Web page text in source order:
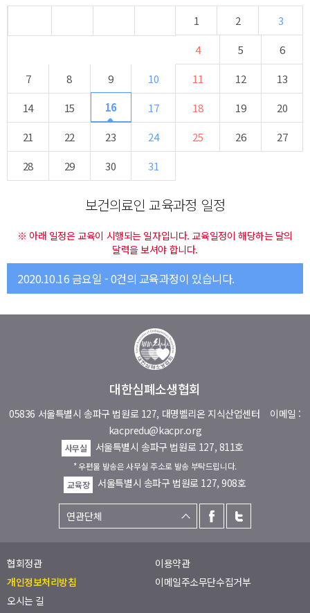
1 2
3
4
5
6
7
8 9 10 11 12
13
14
15 16 17 18 19
20
21
22 23 24 25 26
27
28
29 30 31
보건의료인 교육과정 일정
※ 아래 일정은 교육이 시행되는 일자입니다. 교육일정이 해당하는 달의
달력을 보셔야 합니다.
2020.10.16 금요일 - 0건의 교육과정이 있습니다.
대한심폐소생협회
05836 서울특별시 송파구 법원로 127, 대명벨리온 지식산업센터 이메일 :
kacpredu@kacpr.org
사무실 서울특별시 송파구 법원로 127, 811호
* 우편물 발송은 사무실 주소로 발송 부탁드립니다.
교육장
서울특별시 송파구 법원로 127, 908호
협회정관
이용약관
개인정보처리방침
이메일주소무단수집거부
오시는 길